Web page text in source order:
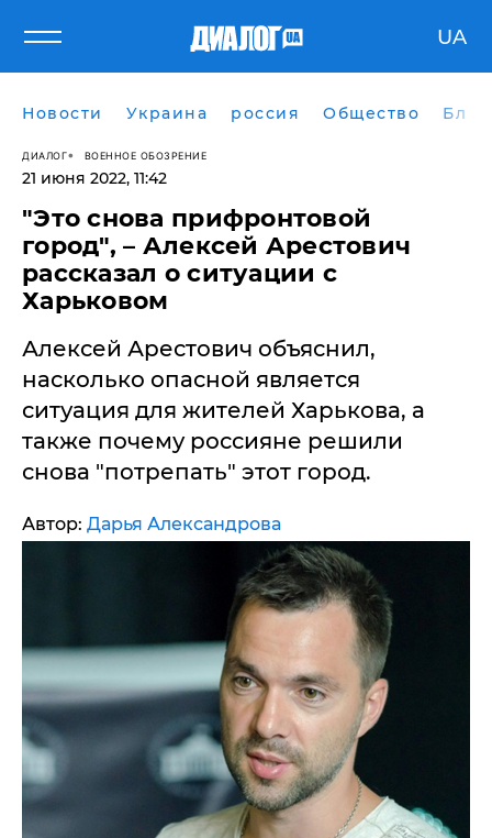
UA
Новости Украина россия Общество
ДИАЛОГ ВОЕННОЕ ОБОЗРЕНИЕ
21 июня 2022, 11:42
"Это снова прифронтовой
город", – Алексей Арестович
рассказал о ситуации с
Харьковом
Алексей Арестович объяснил,
насколько опасной является
ситуация для жителей Харькова, а
также почему россияне решили
снова "потрепать" этот город.
Автор: Дарья Александрова